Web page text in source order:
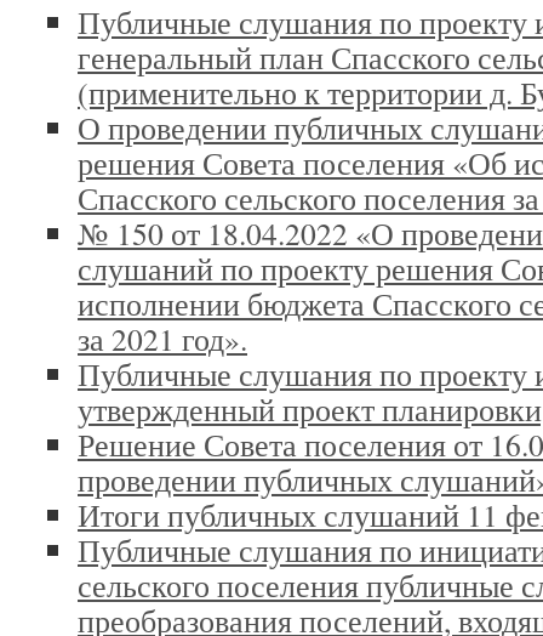
Публичные слушания по проекту
генеральный план Спасского
(применительно к территории д.
О проведении публичных
решения Совета поселения «Об
Спасского сельского поселения
№ 150 от 18.04.2022 «О
слушаний по проекту решения
исполнении бюджета Спасского
за 2021 год».
Публичные слушания по проекту
утвержденный проект
Решение Совета поселения от
проведении публичных
Итоги публичных слушаний 11
Публичные слушания по
сельского поселения публичные
преобразования поселений,